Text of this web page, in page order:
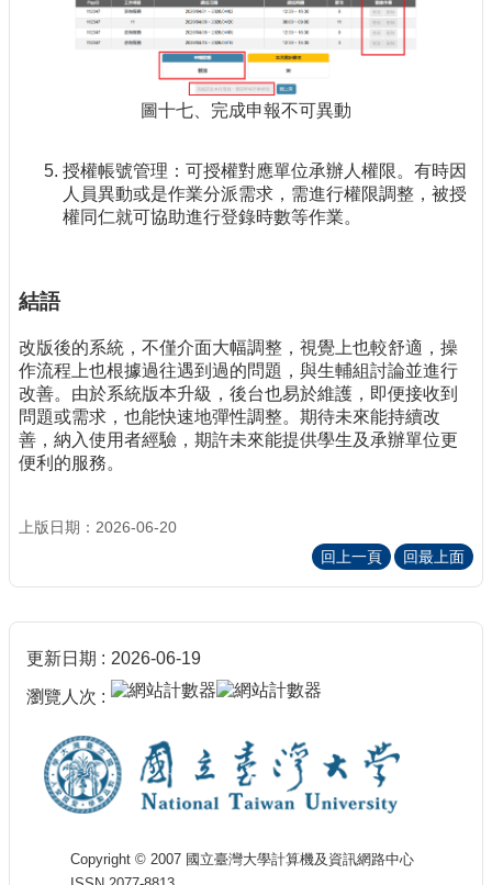
圖十七、完成申報不可異動
授權帳號管理：可授權對應單位承辦人權限。有時因
人員異動或是作業分派需求，需進行權限調整，被授
權同仁就可協助進行登錄時數等作業。
結語
改版後的系統，不僅介面大幅調整，視覺上也較舒適，操
作流程上也根據過往遇到過的問題，與生輔組討論並進行
改善。由於系統版本升級，後台也易於維護，即便接收到
問題或需求，也能快速地彈性調整。期待未來能持續改
善，納入使用者經驗，期許未來能提供學生及承辦單位更
便利的服務。
上版日期：2026-06-20
回上一頁
回最上面
更新日期 2026-06-19
瀏覽人次
Copyright © 2007 國立臺灣大學計算機及資訊網路中心